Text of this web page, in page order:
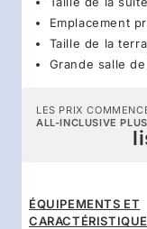
Emplacement
Taille de la
Grande salle
LES PRIX
ALL-INCLUSIVE PLUS
ÉQUIPEMENTS ET